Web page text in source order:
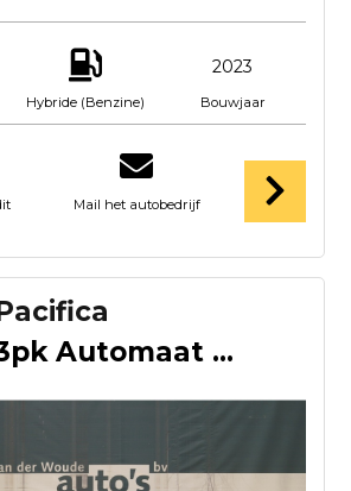
Hybride (Benzine)
2023
Bouwjaar
Mail het autobedrijf
3.6 V6 263pk Automaat 7-persoons -Full options-